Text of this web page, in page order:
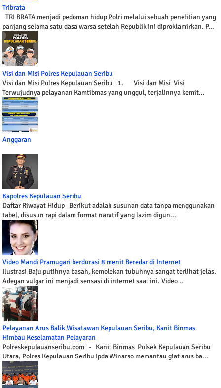
Tribrata
TRI BRATA menjadi pedoman hidup Polri melalui sebuah penelitian yang
panjang selama satu dasa warsa setelah Republik ini diproklamirkan. P...
Visi dan Misi Polres Kepulauan Seribu
Visi dan Misi Polres Kepulauan Seribu 1. Visi dan Misi Visi
Terwujudnya pelayanan Kamtibmas yang unggul, terjalinnya kemit...
Anggaran
Kapolres Kepulauan Seribu
Daftar Riwayat Hidup Berikut adalah susunan data tanpa menggunakan
tabel, disusun rapi dalam format naratif yang lazim digun...
Video Mandi Pramugari berdurasi 8 menit Beredar di Internet
Ilustrasi Baju putihnya basah, kemolekan tubuhnya sangat terlihat jelas.
Adegan vulgar ini menjadi sensasi di internet saat ini. Video ...
Pelayanan Arus Balik Wisatawan Kepulauan Seribu, Kanit Binmas
Himbau Keselamatan Pelayaran
Polreskepulauanseribu.com - Kanit Binmas Polsek Kepulauan Seribu
Utara, Polres Kepulauan Seribu Ipda Winarso memantau giat arus ba...